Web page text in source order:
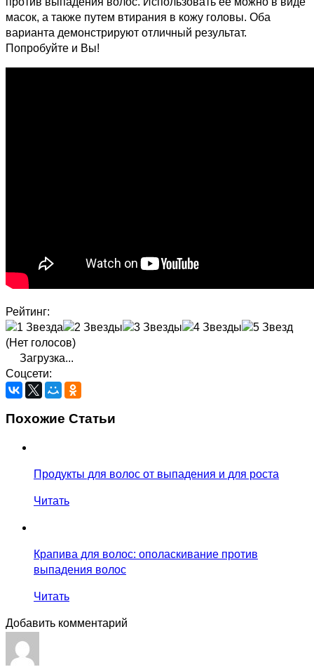
масок, а также путем втирания в кожу головы. Оба
варианта демонстрируют отличный результат.
Попробуйте и Вы!
Рейтинг:
(Нет голосов)
Загрузка...
Соцсети:
Похожие Статьи
Продукты для волос от выпадения и для роста
Читать
Крапива для волос: ополаскивание против
выпадения волос
Читать
Добавить комментарий